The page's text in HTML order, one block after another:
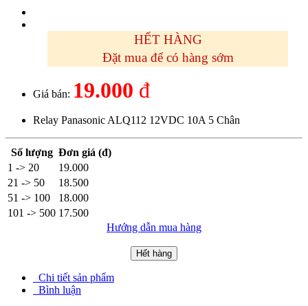
HẾT HÀNG
Đặt mua để có hàng sớm
Giá bán: 19.000 đ
Relay Panasonic ALQ112 12VDC 10A 5 Chân
Số lượng Đơn giá (đ)
1 -> 20
19.000
21 -> 50
18.500
51 -> 100
18.000
101 -> 500 17.500
Hướng dẫn mua hàng
Hết hàng
Chi tiết sản phẩm
Bình luận